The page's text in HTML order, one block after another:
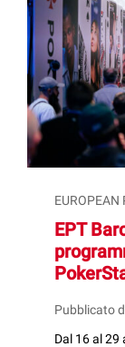
EUROPEAN
EPT
Pubblicato
Dal 16 al